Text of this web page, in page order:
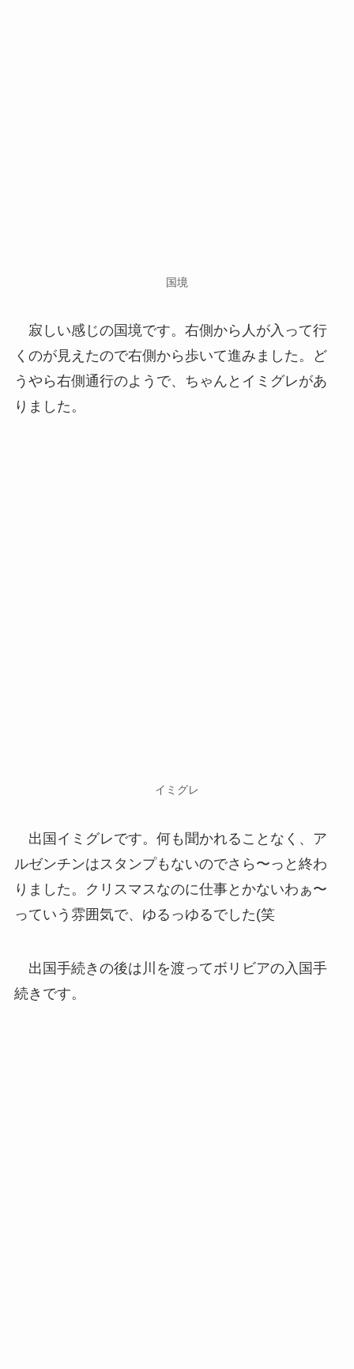
国境
寂しい感じの国境です。右側から人が入って行
くのが見えたので右側から歩いて進みました。ど
うやら右側通行のようで、ちゃんとイミグレがあ
りました。
イミグレ
出国イミグレです。何も聞かれることなく、ア
ルゼンチンはスタンプもないのでさら〜っと終わ
りました。クリスマスなのに仕事とかないわぁ〜
っていう雰囲気で、ゆるっゆるでした(笑
出国手続きの後は川を渡ってボリビアの入国手
続きです。